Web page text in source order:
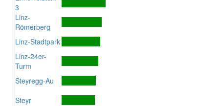
3
Linz-
Römerberg
Linz-Stadtpark
Linz-24er-
Turm
Steyregg-Au
Steyr